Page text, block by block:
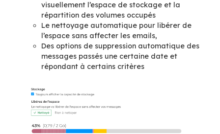
Si votre antispam est bien configuré il vous
de nombreux emails non sollicités. De leur
et les dossiers vous permettent de
vos messages.Mais que faire des messages
traités, obsolètes ou des pubs qui vous
de réception :
régulièrement et stockez leurs pièces
Trop souvent encore la boite mail est utilisée
GED, or les documents joints pèsent lourd,